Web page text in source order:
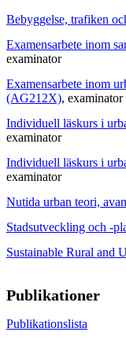
Bebyggelse, trafiken
Examensarbete inom
examinator
Examensarbete inom
(AG212X), examinator
Individuell läskurs i
examinator
Individuell läskurs i
examinator
Nutida urban teori,
Stadsutveckling och -
Sustainable Rural and
Publikationer
Publikationslista